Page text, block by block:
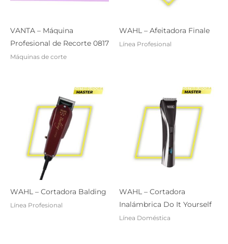
VANTA – Máquina
Profesional de Recorte 0817
Máquinas de corte
WAHL – Afeitadora Finale
Línea Profesional
WAHL – Cortadora Balding
Línea Profesional
WAHL – Cortadora
Inalámbrica Do It Yourself
Línea Doméstica